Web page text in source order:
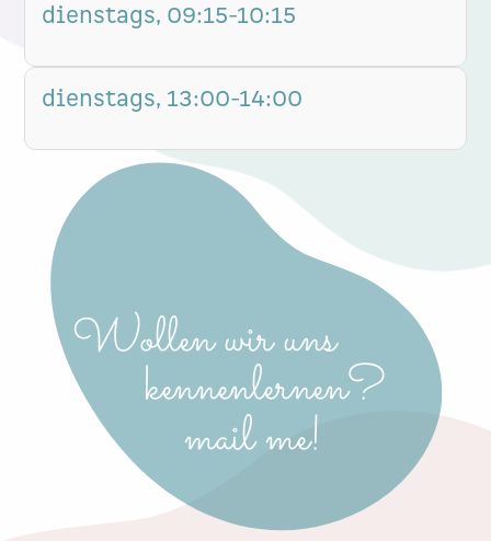
dienstags, 09:15-10:15
dienstags, 13:00-14:00
Wollen wir uns
kennenlernen?
mail me!